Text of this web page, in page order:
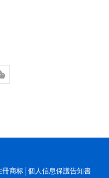
冊商标 個人信息保護告知書